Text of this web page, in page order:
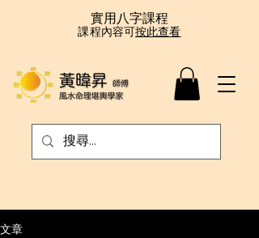
實用八字課程
課程內容可按此查看
文章